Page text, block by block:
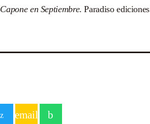
Capone en Septiembre. Paradiso
email